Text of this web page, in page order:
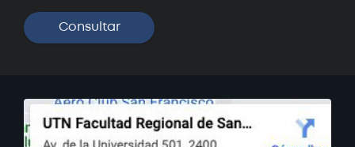
Próximamente
Curso: Oratoria - Claves para
hablar en público
Próximamente